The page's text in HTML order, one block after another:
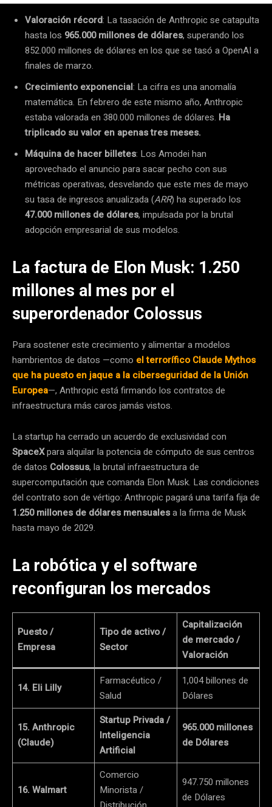
Valoración récord: La tasación de Anthropic se catapulta
hasta los 965.000 millones de dólares, superando los
852.000 millones de dólares en los que se tasó a OpenAI a
finales de marzo.
Crecimiento exponencial: La cifra es una anomalía
matemática. En febrero de este mismo año, Anthropic
estaba valorada en 380.000 millones de dólares. Ha
triplicado su valor en apenas tres meses.
Máquina de hacer billetes: Los Amodei han
aprovechado el anuncio para sacar pecho con sus
métricas operativas, desvelando que este mes de mayo
su tasa de ingresos anualizada (ARR) ha superado los
47.000 millones de dólares, impulsada por la brutal
adopción empresarial de sus modelos.
La factura de Elon Musk: 1.250
millones al mes por el
superordenador Colossus
Para sostener este crecimiento y alimentar a modelos
hambrientos de datos —como el terrorífico Claude Mythos
que ha puesto en jaque a la ciberseguridad de la Unión
Europea—, Anthropic está firmando los contratos de
infraestructura más caros jamás vistos.
La startup ha cerrado un acuerdo de exclusividad con
SpaceXpara alquilar la potencia de cómputo de sus centros
de datos Colossus, la brutal infraestructura de
supercomputación que comanda Elon Musk. Las condiciones
del contrato son de vértigo: Anthropic pagará una tarifa fija de
1.250 millones de dólares mensualesa la firma de Musk
hasta mayo de 2029.
La robótica y el software
reconfiguran los mercados
Puesto /
Empresa
Tipo de activo /
Sector
Capitalización
de mercado /
Valoración
14. Eli Lilly
Farmacéutico /
Salud
1,004 billones de
Dólares
15. Anthropic
(Claude)
Startup Privada /
Inteligencia
Artificial
965.000 millones
de Dólares
16. Walmart
Comercio
Minorista /
947.750 millones
de Dólares